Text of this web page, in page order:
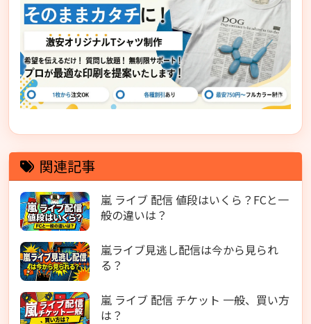
関連記事
嵐 ライブ 配信 値段はいくら？FCと一
般の違いは？
嵐ライブ見逃し配信は今から見られ
る？
嵐 ライブ 配信 チケット 一般、買い方
は？